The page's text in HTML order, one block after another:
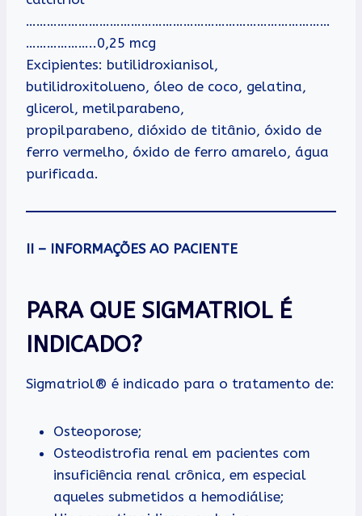
……………………………………………………………………………
………………..0,25 mcg
Excipientes: butilidroxianisol,
butilidroxitolueno, óleo de coco, gelatina,
glicerol, metilparabeno,
propilparabeno, dióxido de titânio, óxido de
ferro vermelho, óxido de ferro amarelo, água
purificada.
II – INFORMAÇÕES AO PACIENTE
PARA QUE SIGMATRIOL É
INDICADO?
Sigmatriol® é indicado para o tratamento de:
Osteoporose;
Osteodistrofia renal em pacientes com
insuficiência renal crônica, em especial
aqueles submetidos a hemodiálise;